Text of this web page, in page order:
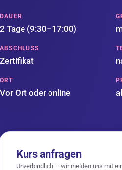
DAUER
2 Tage (9:30–17:00)
ABSCHLUSS
Zertifikat
ORT
Vor Ort oder online
Kurs anfragen
Unverbindlich – wir melden uns mit